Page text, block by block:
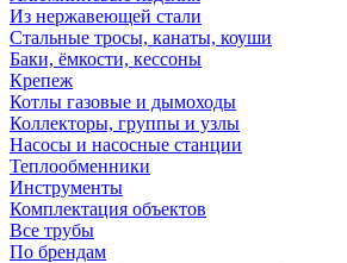
Из нержавеющей стали
Стальные тросы, канаты, коуши
Баки, ёмкости, кессоны
Крепеж
Котлы газовые и дымоходы
Коллекторы, группы и узлы
Насосы и насосные станции
Теплообменники
Инструменты
Комплектация объектов
Все трубы
По брендам